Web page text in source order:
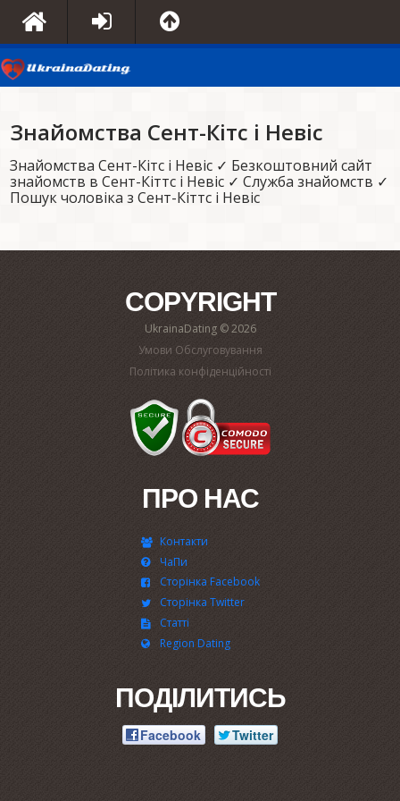
Знайомства Сент-Кітс і Невіс
Знайомства Сент-Кітс і Невіс ✓ Безкоштовний сайт
знайомств в Сент-Кіттс і Невіс ✓ Служба знайомств ✓
Пошук чоловіка з Сент-Кіттс і Невіс
COPYRIGHT
UkrainaDating © 2026
Умови Обслуговування
Політика конфіденційності
ПРО НАС
Контакти
ЧаПи
Сторінка Facebook
Сторінка Twitter
Статті
Region Dating
ПОДІЛИТИСЬ
Facebook Twitter